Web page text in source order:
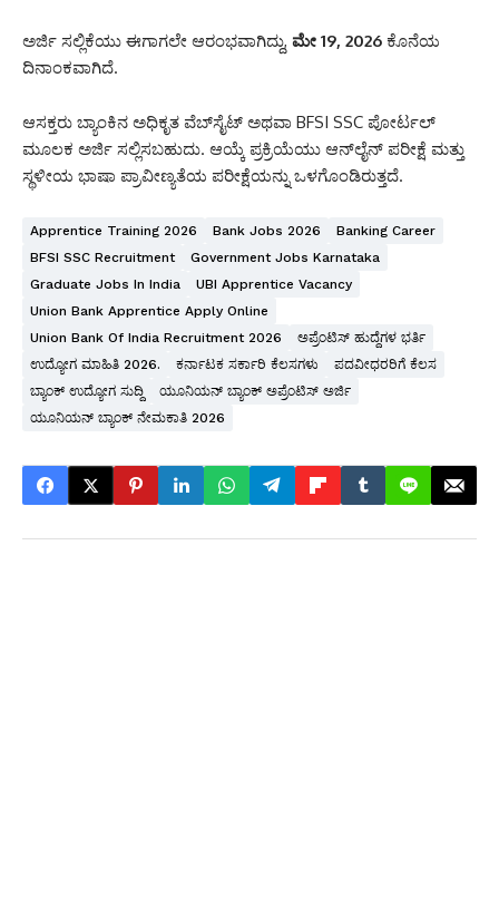
ಅರ್ಜಿ ಸಲ್ಲಿಕೆಯು ಈಗಾಗಲೇ ಆರಂಭವಾಗಿದ್ದು, ಮೇ 19, 2026 ಕೊನೆಯ
ದಿನಾಂಕವಾಗಿದೆ.
ಆಸಕ್ತರು ಬ್ಯಾಂಕಿನ ಅಧಿಕೃತ ವೆಬ್‌ಸೈಟ್ ಅಥವಾ BFSI SSC ಪೋರ್ಟಲ್
ಮೂಲಕ ಅರ್ಜಿ ಸಲ್ಲಿಸಬಹುದು. ಆಯ್ಕೆ ಪ್ರಕ್ರಿಯೆಯು ಆನ್‌ಲೈನ್ ಪರೀಕ್ಷೆ ಮತ್ತು
ಸ್ಥಳೀಯ ಭಾಷಾ ಪ್ರಾವೀಣ್ಯತೆಯ ಪರೀಕ್ಷೆಯನ್ನು ಒಳಗೊಂಡಿರುತ್ತದೆ.
Apprentice Training 2026 Bank Jobs 2026
Banking Career
BFSI SSC Recruitment
Government Jobs Karnataka
Graduate Jobs In India
UBI Apprentice Vacancy
Union Bank Apprentice Apply Online
Union Bank Of India Recruitment 2026
ಅಪ್ರೆಂಟಿಸ್ ಹುದ್ದೆಗಳ ಭರ್ತಿ
ಉದ್ಯೋಗ ಮಾಹಿತಿ 2026.
ಕರ್ನಾಟಕ ಸರ್ಕಾರಿ ಕೆಲಸಗಳು
ಪದವೀಧರರಿಗೆ ಕೆಲಸ
ಬ್ಯಾಂಕ್ ಉದ್ಯೋಗ ಸುದ್ದಿ
ಯೂನಿಯನ್ ಬ್ಯಾಂಕ್ ಅಪ್ರೆಂಟಿಸ್ ಅರ್ಜಿ
ಯೂನಿಯನ್ ಬ್ಯಾಂಕ್ ನೇಮಕಾತಿ 2026